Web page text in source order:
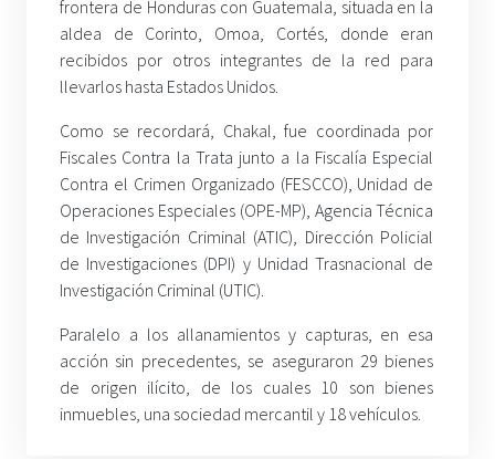
frontera de Honduras con Guatemala, situada en la
aldea de Corinto, Omoa, Cortés, donde eran
recibidos por otros integrantes de la red para
llevarlos hasta Estados Unidos.
Como se recordará, Chakal, fue coordinada por
Fiscales Contra la Trata junto a la Fiscalía Especial
Contra el Crimen Organizado (FESCCO), Unidad de
Operaciones Especiales (OPE-MP), Agencia Técnica
de Investigación Criminal (ATIC), Dirección Policial
de Investigaciones (DPI) y Unidad Trasnacional de
Investigación Criminal (UTIC).
Paralelo a los allanamientos y capturas, en esa
acción sin precedentes, se aseguraron 29 bienes
de origen ilícito, de los cuales 10 son bienes
inmuebles, una sociedad mercantil y 18 vehículos.